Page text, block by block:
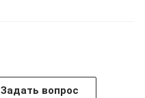
Задать вопрос